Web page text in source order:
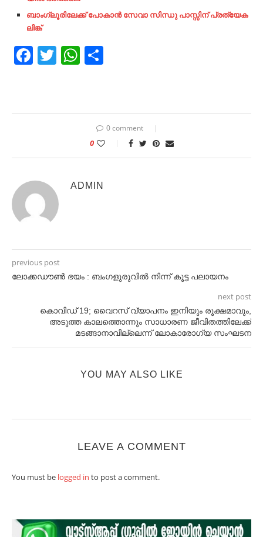
ബാംഗ്ലൂരിലേക്ക് പോകാൻ സേവാ സിന്ധു പാസ്സിന് പ്രത്യേക
ലിങ്ക്
Facebook
TwitterWhatsApp
0 comment
0
ADMIN
previous post
ലോക്കഡൗൺ ഭയം : ബംഗളുരുവിൽ നിന്ന് കൂട്ട പലായനം
next post
കൊവിഡ് 19; വൈറസ് വ്യാപനം ഇനിയും രൂക്ഷമാവും,
അടുത്ത കാലത്തൊന്നും സാധാരണ ജീവിതത്തിലേക്ക്
മടങ്ങാനാവില്ലെന്ന് ലോകാരോഗ്യ സംഘടന
YOU MAY ALSO LIKE
LEAVE A COMMENT
You must be logged in to post a comment.